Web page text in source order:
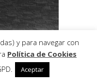
y para navegar con
Política de Cookies
Aceptar